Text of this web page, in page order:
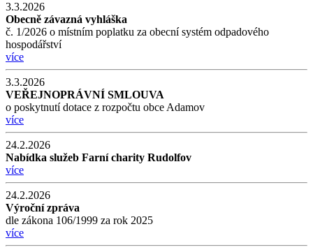
3.3.2026
Obecně závazná vyhláška
č. 1/2026 o místním poplatku za obecní systém odpadového
hospodářství
více
3.3.2026
VEŘEJNOPRÁVNÍ SMLOUVA
o poskytnutí dotace z rozpočtu obce Adamov
více
24.2.2026
Nabídka služeb Farní charity Rudolfov
více
24.2.2026
Výroční zpráva
dle zákona 106/1999 za rok 2025
více